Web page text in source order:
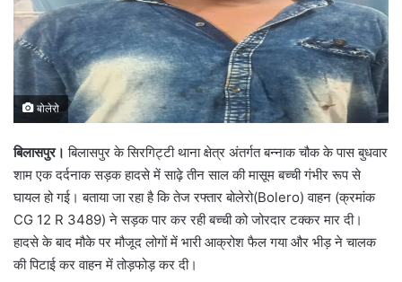
m
i
बोलेरो
बिलासपुर। बिलासपुर के सिरगिट्टी थाना क्षेत्र अंतर्गत बन्नाक चौक के पास बुधवार
शाम एक दर्दनाक सड़क हादसे में साढ़े तीन साल की मासूम बच्ची गंभीर रूप से
घायल हो गई। बताया जा रहा है कि तेज रफ्तार बोलेरो(Bolero) वाहन (क्रमांक
CG 12 R 3489) ने सड़क पार कर रही बच्ची को जोरदार टक्कर मार दी।
हादसे के बाद मौके पर मौजूद लोगों में भारी आक्रोश फैल गया और भीड़ ने चालक
की पिटाई कर वाहन में तोड़फोड़ कर दी।